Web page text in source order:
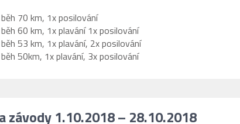
70 km, 1x posilování
60 km, 1x plavání 1x posilování
53 km, 1x plavání, 2x posilování
50km, 1x plavání, 3x posilování
závody 1.10.2018 – 28.10.2018